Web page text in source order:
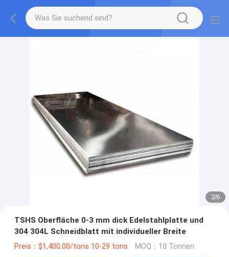
2/6
TSHS Oberfläche 0-3 mm dick Edelstahlplatte und
304 304L Schneidblatt mit individueller Breite
Preis：$1,400.00/tons 10-29 tons MOQ：10 Tonnen